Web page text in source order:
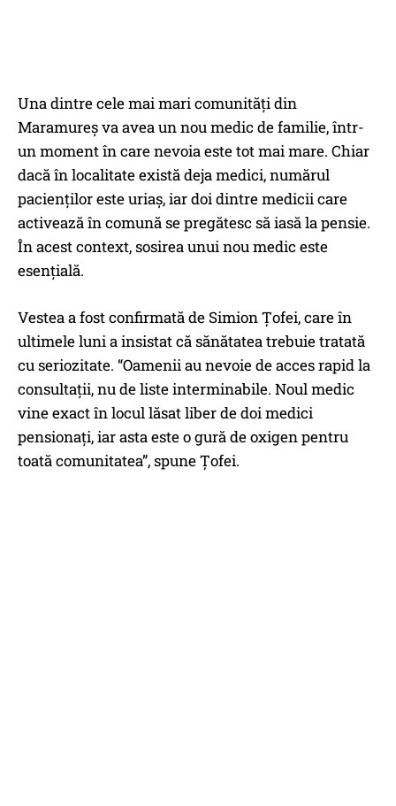
Una dintre cele mai mari comunități din
Maramureș va avea un nou medic de familie, într-
un moment în care nevoia este tot mai mare. Chiar
dacă în localitate există deja medici, numărul
pacienților este uriaș, iar doi dintre medicii care
activează în comună se pregătesc să iasă la pensie.
În acest context, sosirea unui nou medic este
esențială.
Vestea a fost confirmată de Simion Țofei, care în
ultimele luni a insistat că sănătatea trebuie tratată
cu seriozitate. “Oamenii au nevoie de acces rapid la
consultații, nu de liste interminabile. Noul medic
vine exact în locul lăsat liber de doi medici
pensionați, iar asta este o gură de oxigen pentru
toată comunitatea”, spune Țofei.